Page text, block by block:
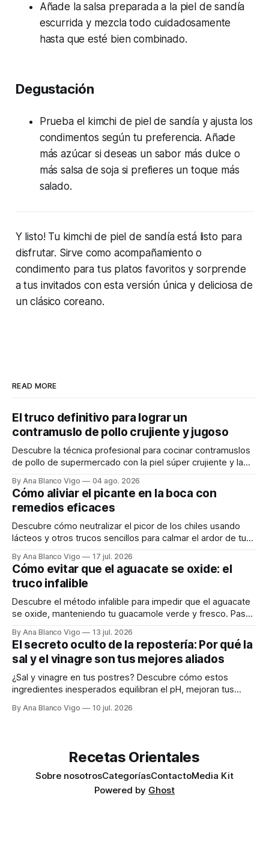
Añade la salsa preparada a la piel de sandía
escurrida y mezcla todo cuidadosamente
hasta que esté bien combinado.
Degustación
Prueba el kimchi de piel de sandía y ajusta los
condimentos según tu preferencia. Añade
más azúcar si deseas un sabor más dulce o
más salsa de soja si prefieres un toque más
salado.
Y listo! Tu kimchi de piel de sandía está listo para
disfrutar. Sirve como acompañamiento o
condimento para tus platos favoritos y sorprende
a tus invitados con esta versión única y deliciosa de
un clásico coreano.
READ MORE
El truco definitivo para lograr un
contramuslo de pollo crujiente y jugoso
Descubre la técnica profesional para cocinar contramuslos
de pollo de supermercado con la piel súper crujiente y la
By Ana Blanco Vigo 04 ago. 2026
Cómo aliviar el picante en la boca con
remedios eficaces
Descubre cómo neutralizar el picor de los chiles usando
lácteos y otros trucos sencillos para calmar el ardor de tu
By Ana Blanco Vigo 17 jul. 2026
Cómo evitar que el aguacate se oxide: el
truco infalible
Descubre el método infalible para impedir que el aguacate
se oxide, manteniendo tu guacamole verde y fresco. Paso
By Ana Blanco Vigo 13 jul. 2026
El secreto oculto de la repostería: Por qué la
sal y el vinagre son tus mejores aliados
¿Sal y vinagre en tus postres? Descubre cómo estos
ingredientes inesperados equilibran el pH, mejoran tus
By Ana Blanco Vigo 10 jul. 2026
Recetas Orientales
Sobre nosotrosCategoríasContactoMedia Kit
Powered by Ghost